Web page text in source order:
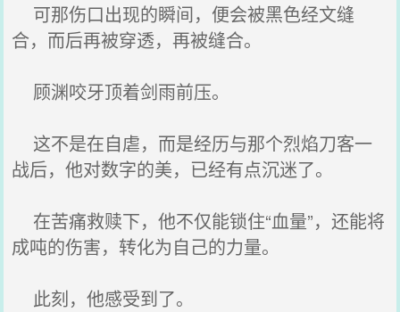
可那伤口出现的瞬间，便会被黑色经文缝
合，而后再被穿透，再被缝合。
顾渊咬牙顶着剑雨前压。
这不是在自虐，而是经历与那个烈焰刀客一
战后，他对数字的美，已经有点沉迷了。
在苦痛救赎下，他不仅能锁住“血量”，还能将
成吨的伤害，转化为自己的力量。
此刻，他感受到了。